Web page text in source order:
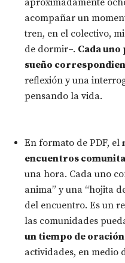
acompañar un
tren, en el colectivo,
de dormir–. Cada
sueño
reflexión y una
pensando la vida.
En formato de PDF, el
encuentros
una hora. Cada uno
anima” y una “hojita
del encuentro. Es un
las comunidades
un tiempo de oración
actividades, en medio